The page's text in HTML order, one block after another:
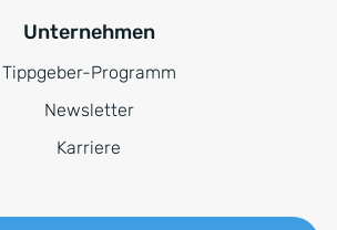
Unternehmen
Tippgeber-Programm
Newsletter
Karriere